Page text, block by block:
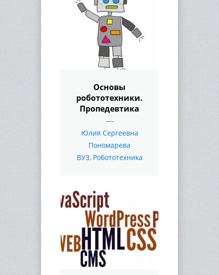
Основы
робототехники.
Пропедевтика
Юлия Сергеевна
Пономарева
ВУЗ, Робототехника